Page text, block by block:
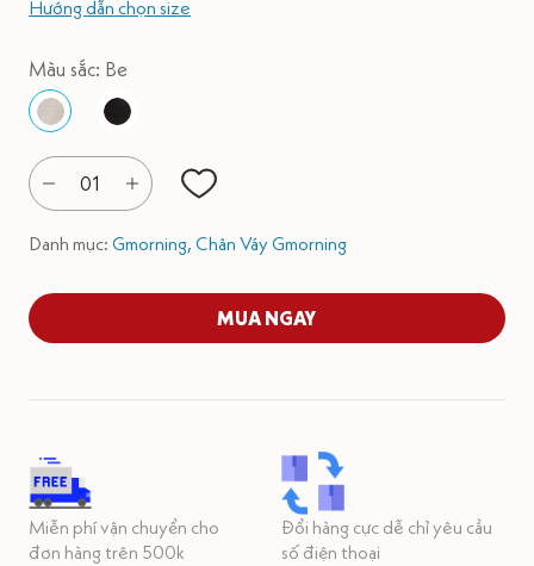
Hướng dẫn chọn size
Màu sắc: Be
01
Danh mục: Gmorning, Chân Váy Gmorning
MUA NGAY
Miễn phí vận chuyển cho
đơn hàng trên 500k
Đổi hàng cực dễ chỉ yêu cầu
số điện thoại